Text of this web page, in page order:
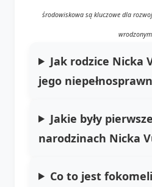
środowiskowa są kluczowe dla
Jak rodzice Nicka
jego
Jakie były
narodzinach Nicka
Co to jest